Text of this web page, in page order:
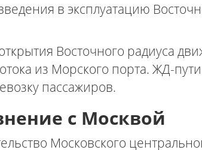
в эксплуатацию
Восточного радиуса
из Морского порта. ЖД-
пассажиров.
с Москвой
Московского